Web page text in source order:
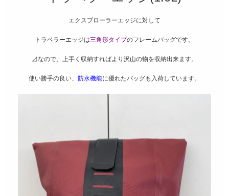
エクスプローラーエッジに対して
トラベラーエッジは三角形タイプのフレームバッグです。
⊿なので、上手く収納すればより沢山の物を収納出来ます。
使い勝手の良い、 防水機能に優れたバッグも入荷しています。